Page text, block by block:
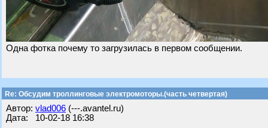
Одна фотка почему то загрузилась в первом сообщении.
Re: Обсудим троллинговые электромоторы.(часть четвертая)
Автор: vlad006 (---.avantel.ru)
Дата: 10-02-18 16:38